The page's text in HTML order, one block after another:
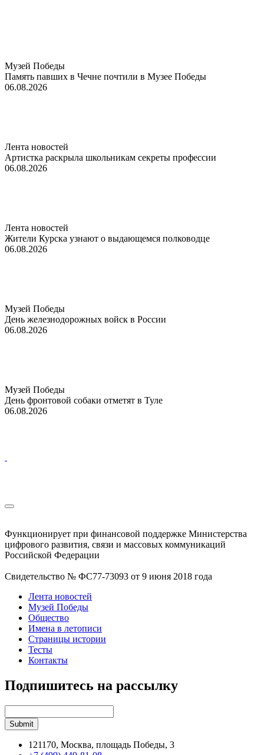
Музей Победы
Память павших в Чечне почтили в Музее Победы
06.08.2026
Лента новостей
Артистка раскрыла школьникам секреты профессии
06.08.2026
Лента новостей
Жители Курска узнают о выдающемся полководце
06.08.2026
Музей Победы
День железнодорожных войск в России
06.08.2026
Музей Победы
День фронтовой собаки отметят в Туле
06.08.2026
Функционирует при финансовой поддержке Министерства
цифрового развития, связи и массовых коммуникаций
Российской Федерации
Свидетельство № ФС77-73093 от 9 июня 2018 года
Лента новостей
Музей Победы
Общество
Имена в летописи
Страницы истории
Тесты
Контакты
Подпишитесь на рассылку
121170, Москва, площадь Победы, 3